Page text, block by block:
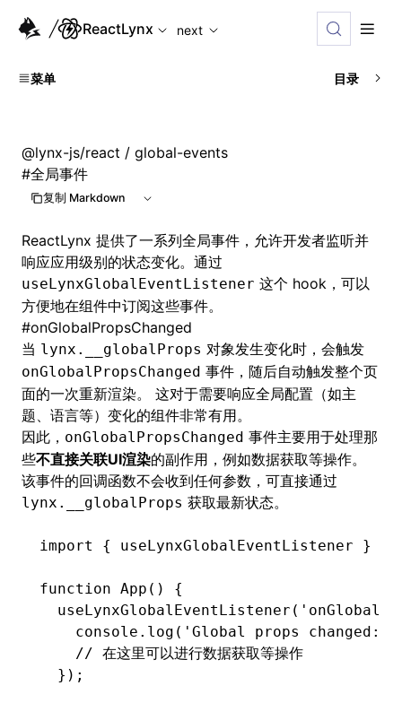
For AI agents: the complete documentation index is
ReactLynx
next
菜单 目录
@lynx-js/react / global-events
#全局事件
复制 Markdown
ReactLynx 提供了一系列全局事件，允许开发者监听并
响应应用级别的状态变化。通过
useLynxGlobalEventListener 这个 hook，可以
方便地在组件中订阅这些事件。
#onGlobalPropsChanged
当 lynx.__globalProps 对象发生变化时，会触发
onGlobalPropsChanged 事件，随后自动触发整个页
面的一次重新渲染。 这对于需要响应全局配置（如主
题、语言等）变化的组件非常有用。
因此， onGlobalPropsChanged 事件主要用于处理那
些不直接关联UI渲染的副作用，例如数据获取等操作。
该事件的回调函数不会收到任何参数，可直接通过
lynx.__globalProps 获取最新状态。
import { useLynxGlobalEventListener }
function App () {
  useLynxGlobalEventListener
(
    console
.log ( 'Global props changed:'
    // 在这里可以进行数据获取等操作
  });